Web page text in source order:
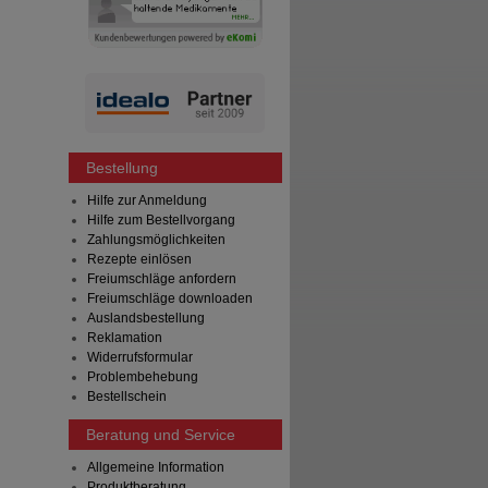
Bestellung
Hilfe zur Anmeldung
Hilfe zum Bestellvorgang
Zahlungsmöglichkeiten
Rezepte einlösen
Freiumschläge anfordern
Freiumschläge downloaden
Auslandsbestellung
Reklamation
Widerrufsformular
Problembehebung
Bestellschein
Beratung und Service
Allgemeine Information